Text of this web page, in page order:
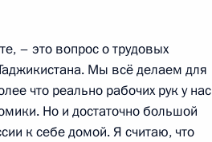
– это вопрос о трудовых
Мы всё делаем для
что реально рабочих рук у нас
Но и достаточно большой
к себе домой. Я считаю, что